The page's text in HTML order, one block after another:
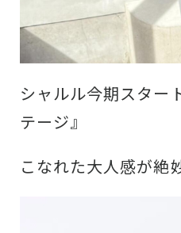
シャルル今期スター
テージ』
こなれた大人感が絶